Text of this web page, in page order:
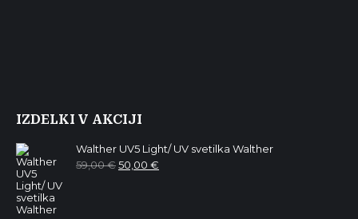
IZDELKI V AKCIJI
Walther UV5 Light/ UV svetilka Walther
59,00€ Izvirna
50,00 €